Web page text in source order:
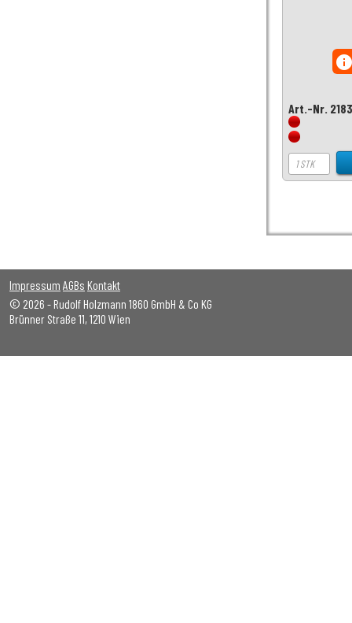
Art.-Nr.
Impressum AGBs Kontakt
© 2026 - Rudolf Holzmann 1860 GmbH & Co KG
Brünner Straße 11, 1210 Wien